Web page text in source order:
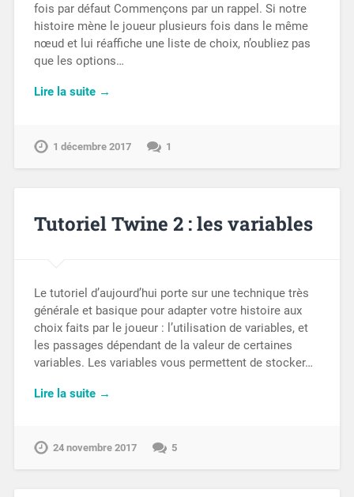
fois par défaut Commençons par un rappel. Si notre
histoire mène le joueur plusieurs fois dans le même
nœud et lui réaffiche une liste de choix, n’oubliez pas
que les options…
Lire la suite →
1 décembre 2017 1
Tutoriel Twine 2 : les variables
Le tutoriel d’aujourd’hui porte sur une technique très
générale et basique pour adapter votre histoire aux
choix faits par le joueur : l’utilisation de variables, et
les passages dépendant de la valeur de certaines
variables. Les variables vous permettent de stocker…
Lire la suite →
24 novembre 2017 5